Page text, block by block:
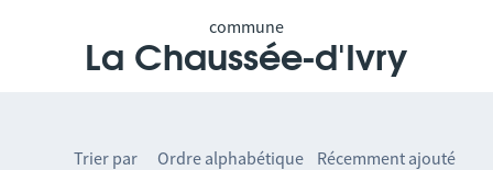
commune
La Chaussée-d'Ivry
Trier par Ordre alphabétique Récemment ajouté